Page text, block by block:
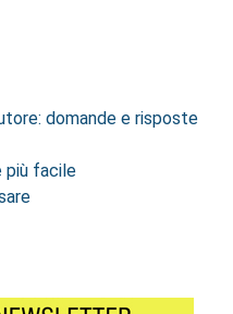
domande e risposte
più facile